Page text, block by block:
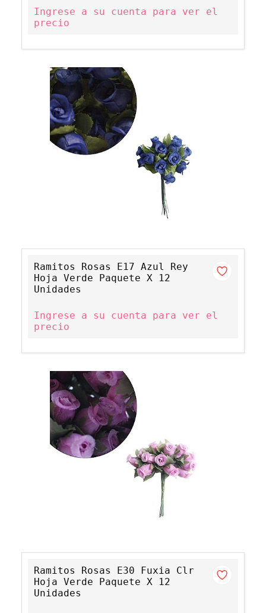
Ingrese a su cuenta para ver el
precio
Ramitos Rosas E17 Azul Rey
Hoja Verde Paquete X 12
Unidades
Ingrese a su cuenta para ver el
precio
Ramitos Rosas E30 Fuxia Clr
Hoja Verde Paquete X 12
Unidades